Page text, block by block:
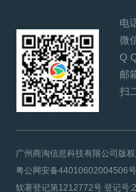
电
微
Q
邮
扫
广州商淘信息科技有限公司版
粤公网安备44010602004506
软著登记第1212772号 登记号